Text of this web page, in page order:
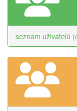
seznam uživatelů